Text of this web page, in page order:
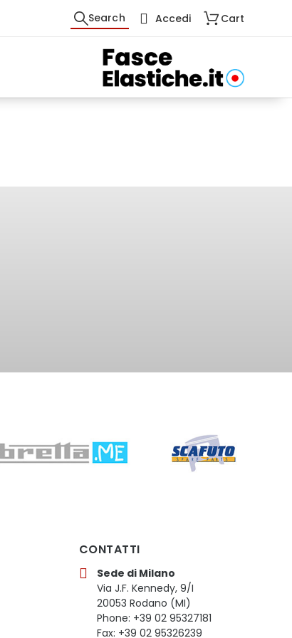
Search Accedi Cart
CONTATTI
Sede di Milano
Via J.F. Kennedy, 9/I
20053 Rodano (MI)
Phone: +39 02 95327181
Fax: +39 02 95326239